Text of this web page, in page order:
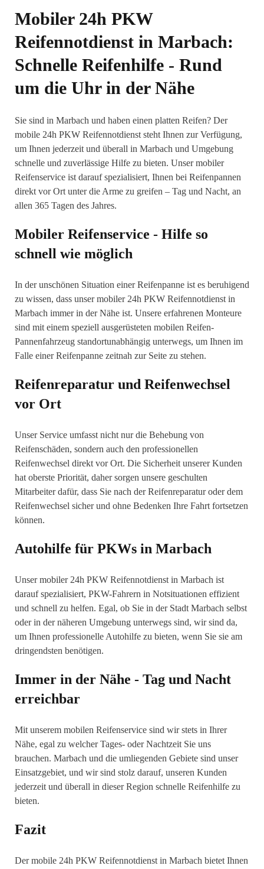
Mobiler 24h PKW
Reifennotdienst in Marbach:
Schnelle Reifenhilfe - Rund
um die Uhr in der Nähe
Sie sind in Marbach und haben einen platten Reifen? Der
mobile 24h PKW Reifennotdienst steht Ihnen zur Verfügung,
um Ihnen jederzeit und überall in Marbach und Umgebung
schnelle und zuverlässige Hilfe zu bieten. Unser mobiler
Reifenservice ist darauf spezialisiert, Ihnen bei Reifenpannen
direkt vor Ort unter die Arme zu greifen – Tag und Nacht, an
allen 365 Tagen des Jahres.
Mobiler Reifenservice - Hilfe so
schnell wie möglich
In der unschönen Situation einer Reifenpanne ist es beruhigend
zu wissen, dass unser mobiler 24h PKW Reifennotdienst in
Marbach immer in der Nähe ist. Unsere erfahrenen Monteure
sind mit einem speziell ausgerüsteten mobilen Reifen-
Pannenfahrzeug standortunabhängig unterwegs, um Ihnen im
Falle einer Reifenpanne zeitnah zur Seite zu stehen.
Reifenreparatur und Reifenwechsel
vor Ort
Unser Service umfasst nicht nur die Behebung von
Reifenschäden, sondern auch den professionellen
Reifenwechsel direkt vor Ort. Die Sicherheit unserer Kunden
hat oberste Priorität, daher sorgen unsere geschulten
Mitarbeiter dafür, dass Sie nach der Reifenreparatur oder dem
Reifenwechsel sicher und ohne Bedenken Ihre Fahrt fortsetzen
können.
Autohilfe für PKWs in Marbach
Unser mobiler 24h PKW Reifennotdienst in Marbach ist
darauf spezialisiert, PKW-Fahrern in Notsituationen effizient
und schnell zu helfen. Egal, ob Sie in der Stadt Marbach selbst
oder in der näheren Umgebung unterwegs sind, wir sind da,
um Ihnen professionelle Autohilfe zu bieten, wenn Sie sie am
dringendsten benötigen.
Immer in der Nähe - Tag und Nacht
erreichbar
Mit unserem mobilen Reifenservice sind wir stets in Ihrer
Nähe, egal zu welcher Tages- oder Nachtzeit Sie uns
brauchen. Marbach und die umliegenden Gebiete sind unser
Einsatzgebiet, und wir sind stolz darauf, unseren Kunden
jederzeit und überall in dieser Region schnelle Reifenhilfe zu
bieten.
Fazit
Der mobile 24h PKW Reifennotdienst in Marbach bietet Ihnen